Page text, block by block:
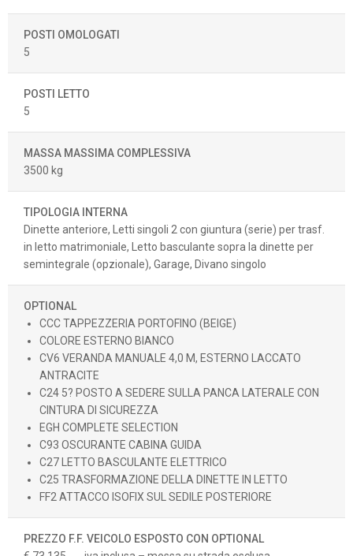
POSTI OMOLOGATI
5
POSTI LETTO
5
MASSA MASSIMA COMPLESSIVA
3500 kg
TIPOLOGIA INTERNA
Dinette anteriore, Letti singoli 2 con giuntura (serie) per trasf.
in letto matrimoniale, Letto basculante sopra la dinette per
semintegrale (opzionale), Garage, Divano singolo
OPTIONAL
CCC TAPPEZZERIA PORTOFINO (BEIGE)
COLORE ESTERNO BIANCO
CV6 VERANDA MANUALE 4,0 M, ESTERNO LACCATO
ANTRACITE
C24 5? POSTO A SEDERE SULLA PANCA LATERALE CON
CINTURA DI SICUREZZA
EGH COMPLETE SELECTION
C93 OSCURANTE CABINA GUIDA
C27 LETTO BASCULANTE ELETTRICO
C25 TRASFORMAZIONE DELLA DINETTE IN LETTO
FF2 ATTACCO ISOFIX SUL SEDILE POSTERIORE
PREZZO F.F. VEICOLO ESPOSTO CON OPTIONAL